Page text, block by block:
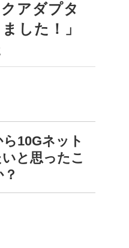
アダプタ
した！」
10Gネット
と思ったこ